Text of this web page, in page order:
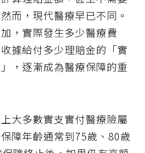
而，現代醫療早已不同。
，實際發生多少醫療費
據給付多少理賠金的「實
，逐漸成為醫療保障的重
大多數實支實付醫療險屬
障年齡通常到75歲、80歲